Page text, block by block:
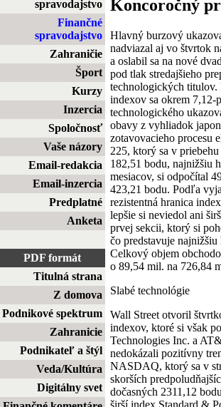
spravodajstvo
Finančné
spravodajstvo
Zahraničie
Šport
Kurzy
Inzercia
Spoločnosť
Vaše názory
Email-redakcia
Email-inzercia
Predplatné
Anketa
PDF formát
Titulná strana
Z domova
Podnikové spektrum
Zahranicie
Podnikateľ a štýl
Veda/Kultúra
Digitálny svet
Koncoročný
Hlavný burzový
nadviazal aj vo štvrtok
a oslabil sa na nové
pod tlak stredajšieho
technologických
indexov sa okrem 7,12-
technologického
obavy z vyhliadok
zotavovacieho procesu
225, ktorý sa v
182,51 bodu, najnižšiu
mesiacov, si odpočítal
423,21 bodu. Podľa
rezistentná hranica
lepšie si neviedol ani
prvej sekcii, ktorý si
čo predstavuje
Celkový objem
o 89,54 mil. na 726,84
Slabé technológie
Wall Street otvoril
indexov, ktoré si však
Technologies Inc. a
nedokázali pozitívny
NASDAQ, ktorý sa v
skorších
dočasných 2311,12
širší index Standard &